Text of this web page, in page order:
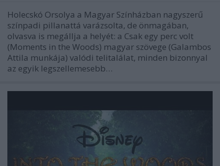
Holecskó Orsolya a Magyar Színházban nagyszerű
színpadi pillanattá varázsolta, de önmagában,
olvasva is megállja a helyét: a Csak egy perc volt
(Moments in the Woods) magyar szövege (Galambos
Attila munkája) valódi telitalálat, minden bizonnyal
az egyik legszellemesebb…